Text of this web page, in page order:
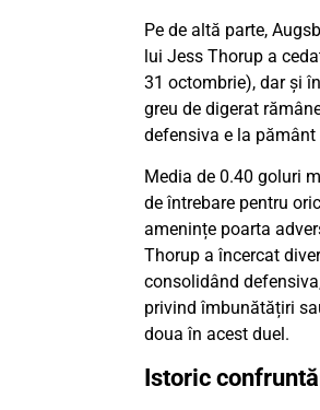
Pe de altă parte,
lui Jess Thorup a
31 octombrie), dar și
greu de digerat
defensiva e la
Media de 0.40 goluri
de întrebare pentru
amenințe poarta
Thorup a încercat
consolidând
privind îmbunătățiri
doua în acest duel.
Istoric